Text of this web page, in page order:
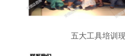
五大工具培训